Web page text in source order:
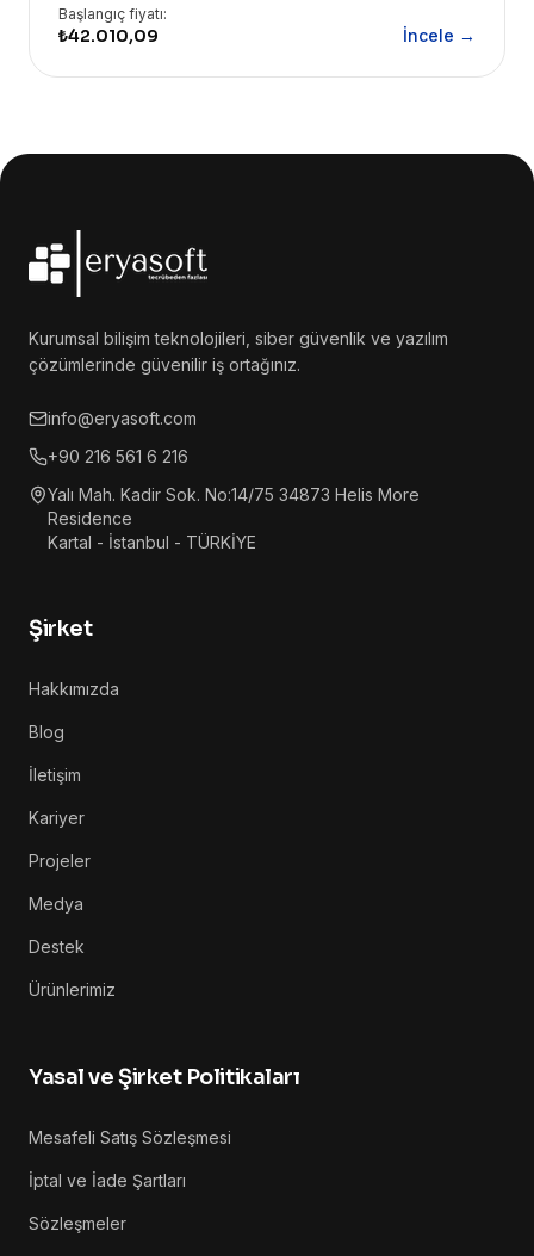
Başlangıç fiyatı:
₺42.010,09 İncele →
Kurumsal bilişim teknolojileri, siber güvenlik ve yazılım
çözümlerinde güvenilir iş ortağınız.
info@eryasoft.com
+90 216 561 6 216
Yalı Mah. Kadir Sok. No:14/75 34873 Helis More
Residence
Kartal - İstanbul - TÜRKİYE
Şirket
Hakkımızda
Blog
İletişim
Kariyer
Projeler
Medya
Destek
Ürünlerimiz
Yasal ve Şirket Politikaları
Mesafeli Satış Sözleşmesi
İptal ve İade Şartları
Sözleşmeler